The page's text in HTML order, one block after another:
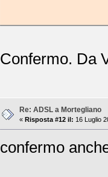
Confermo. Da
Re: ADSL a Mortegliano
« Risposta #12 il: 16 Luglio
confermo